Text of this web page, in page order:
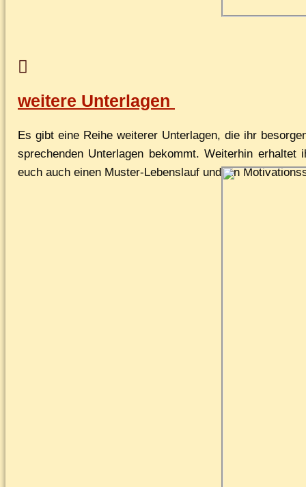
wei­te­re Unterlagen
Es gibt ei­ne Rei­he wei­te­rer Un­ter­la­gen, die ihr
spre­chen­den Un­ter­la­gen be­kommt. Wei­ter­hin
euch auch ei­nen Mus­ter-Le­bens­lauf und ein